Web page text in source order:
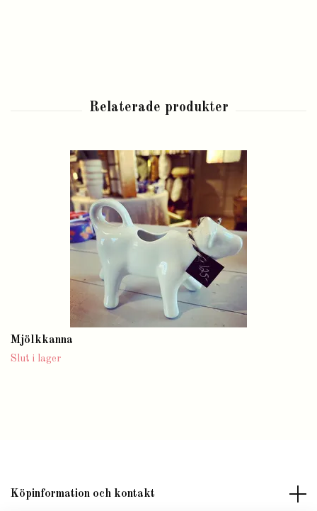
Mjölkkanna
Slut i lager
Köpinformation och kontakt